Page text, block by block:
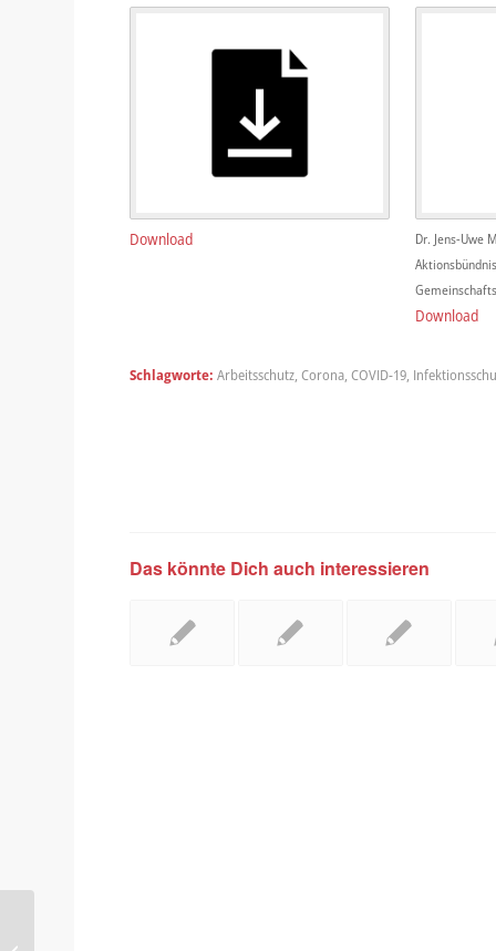
Download
Dr. Jens-Uwe
Download
Schlagworte: Arbeitsschutz,Corona,COVID-19,
Das könnte Dich auch interessieren